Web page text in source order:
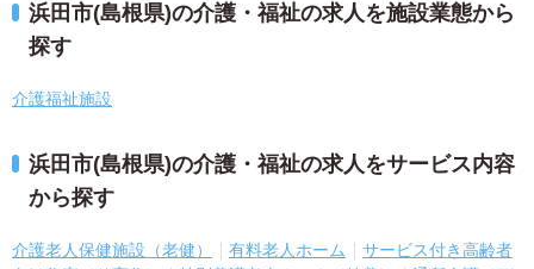
浜田市(島根県)の介護・福祉の求人を施設業態から
探す
介護福祉施設
浜田市(島根県)の介護・福祉の求人をサービス内容
から探す
介護老人保健施設（老健） 有料老人ホーム
サービス付き高齢者